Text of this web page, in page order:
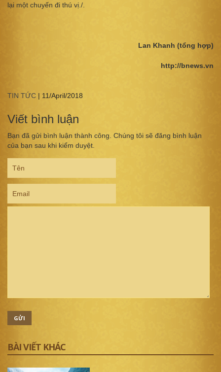
lại một chuyến đi thú vị./.
Lan Khanh (tổng hợp)
http://bnews.vn
TIN TỨC | 11/April/2018
Viết bình luận
Bạn đã gửi bình luận thành công. Chúng tôi sẽ đăng bình luận
của bạn sau khi kiểm duyệt.
GỬI
BÀI VIẾT KHÁC